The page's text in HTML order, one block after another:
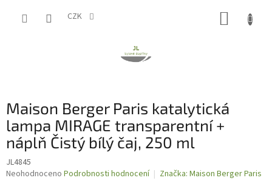
CZK
Maison Berger Paris katalytická
lampa MIRAGE transparentní +
náplň Čistý bílý čaj, 250 ml
JL4845
Průměrné
Neohodnoceno Podrobnosti hodnocení Značka: Maison Berger Paris